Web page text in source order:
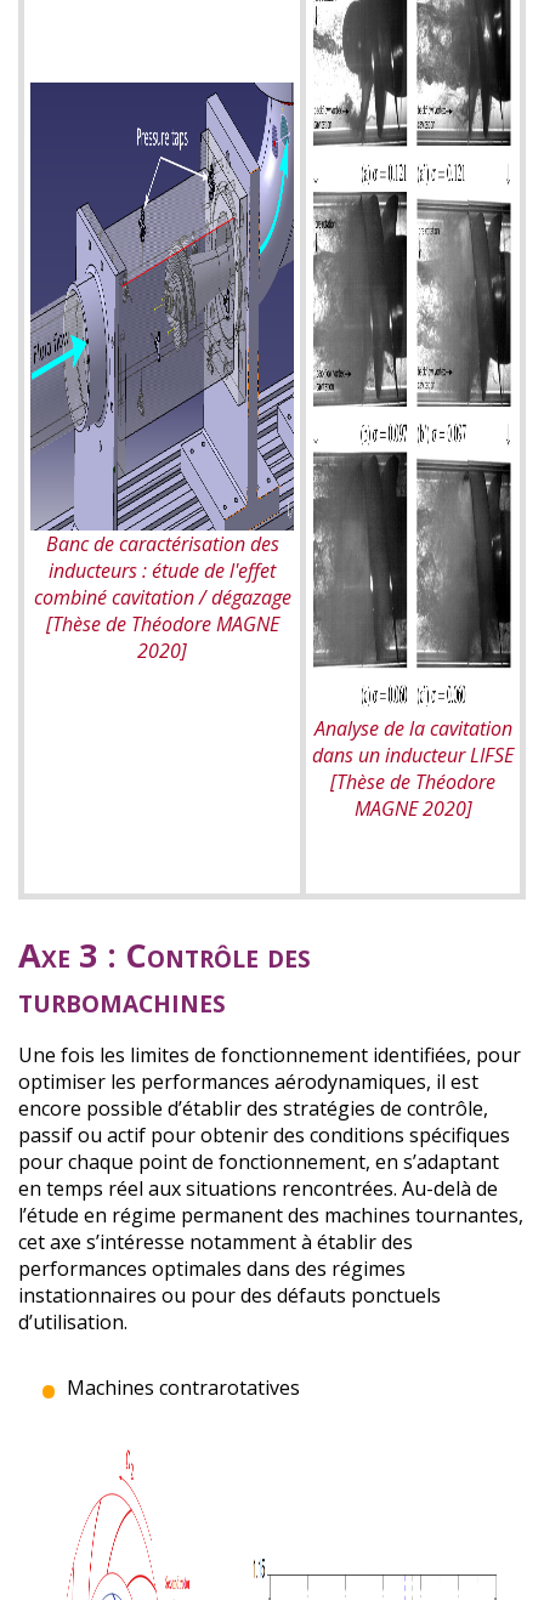
Banc de caractérisation des
inducteurs : étude de l'effet
combiné cavitation / dégazage
[Thèse de Théodore MAGNE
2020]
Analyse de la cavitation
dans un inducteur LIFSE
[Thèse de Théodore
MAGNE 2020]
Axe 3 : Contrôle des
turbomachines
Une fois les limites de fonctionnement identifiées, pour
optimiser les performances aérodynamiques, il est
encore possible d’établir des stratégies de contrôle,
passif ou actif pour obtenir des conditions spécifiques
pour chaque point de fonctionnement, en s’adaptant
en temps réel aux situations rencontrées. Au-delà de
l’étude en régime permanent des machines tournantes,
cet axe s’intéresse notamment à établir des
performances optimales dans des régimes
instationnaires ou pour des défauts ponctuels
d’utilisation.
Machines contrarotatives